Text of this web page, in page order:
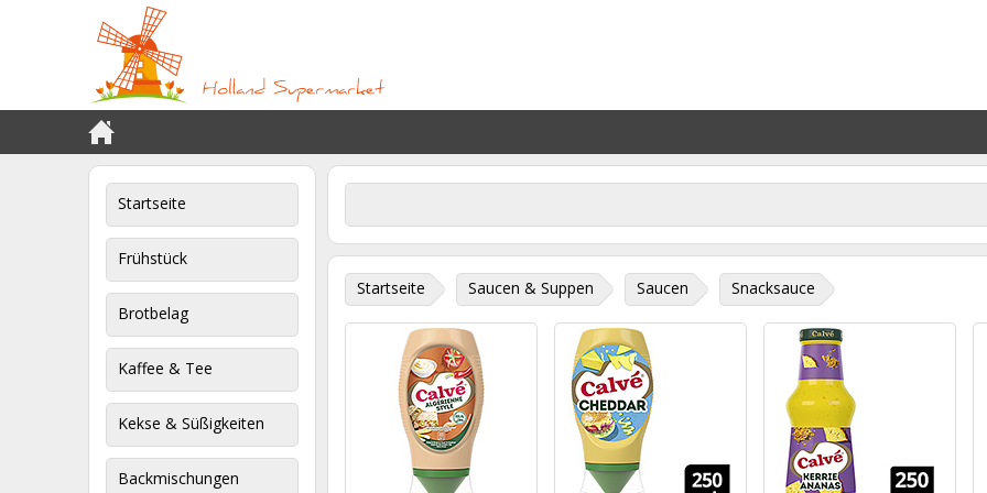
Startseite
Frühstück
Brotbelag
Kaffee & Tee
Kekse & Süßigkeiten
Backmischungen
Startseite Saucen & Suppen Saucen Snacksauce